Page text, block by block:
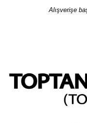
Alışverişe